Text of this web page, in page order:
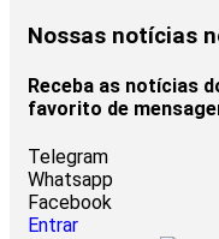
Nossas notícias
Receba as notícias
favorito de
Telegram
Whatsapp
Facebook
Entrar